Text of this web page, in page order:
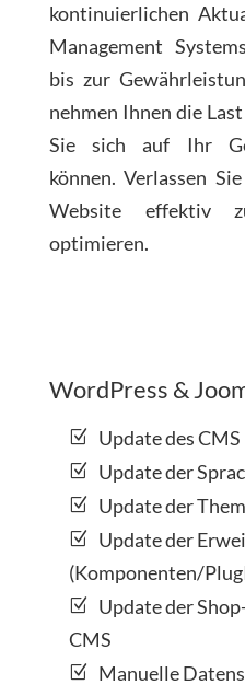
kontinuierlichen
Management
bis zur
nehmen Ihnen die
Sie sich auf Ihr
können. Verlassen
Website effektiv
optimieren.
WordPress &
Update des CMS
Update der
Update der
Update der
(Komponenten/
Update der
CMS
Manuelle